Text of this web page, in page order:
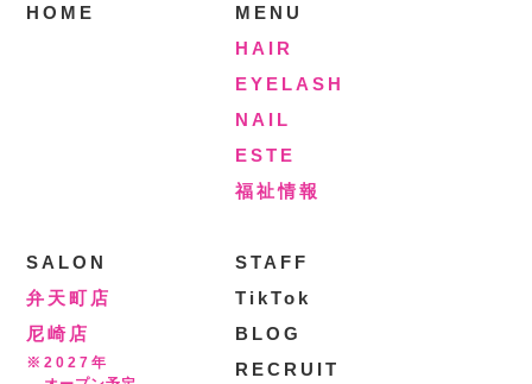
HOME
MENU
HAIR
EYELASH
NAIL
ESTE
福祉情報
SALON
弁天町店
尼崎店
※2027年
STAFF
TikTok
BLOG
RECRUIT